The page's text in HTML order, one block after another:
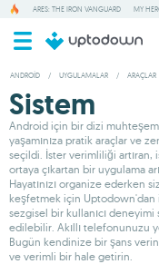
ARES: THE IRON VANGUARD MY
ANDROID / UYGULAMALAR / ARAÇLAR
Sistem
Android için bir dizi
yaşamınıza pratik araçlar ve
seçildi. İster verimliliği artıran,
ortaya çıkartan bir uygulama
Hayatınızı organize ederken
keşfetmek için Uptodown'dan
sezgisel bir kullanıcı
edilebilir. Akıllı telefonunuzu
Bugün kendinize bir şans
ve verimli bir hale getirin.